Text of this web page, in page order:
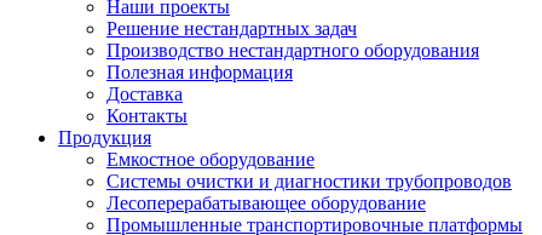
Наши проекты
Решение нестандартных задач
Производство нестандартного оборудования
Полезная информация
Доставка
Контакты
Продукция
Емкостное оборудование
Системы очистки и диагностики трубопроводов
Лесоперерабатывающее оборудование
Промышленные транспортировочные платформы